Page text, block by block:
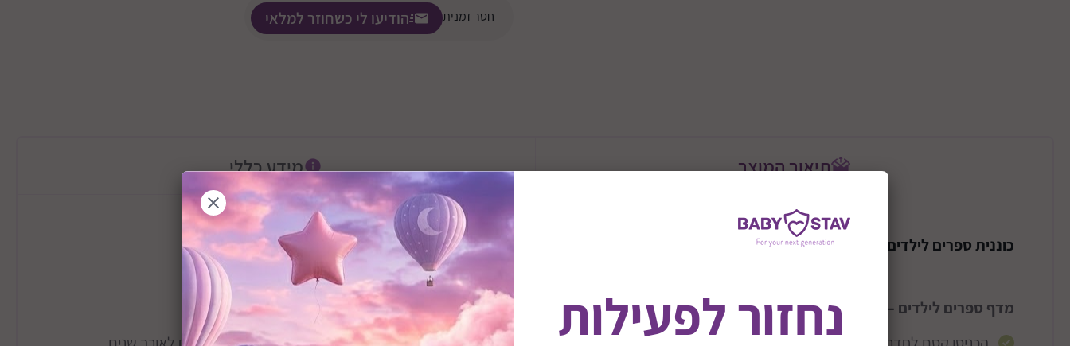
חסר זמנית הודיעו לי כשחוזר למלאי
תיאור המוצר מידע כללי
כוננית ספרים לילדים בגובה 84 סמ ממותגת דיסני דגם מיקי מאוס
מדף ספרים לילדים – דיסני מיקי מאוס 📚✨נחזור לפעילות